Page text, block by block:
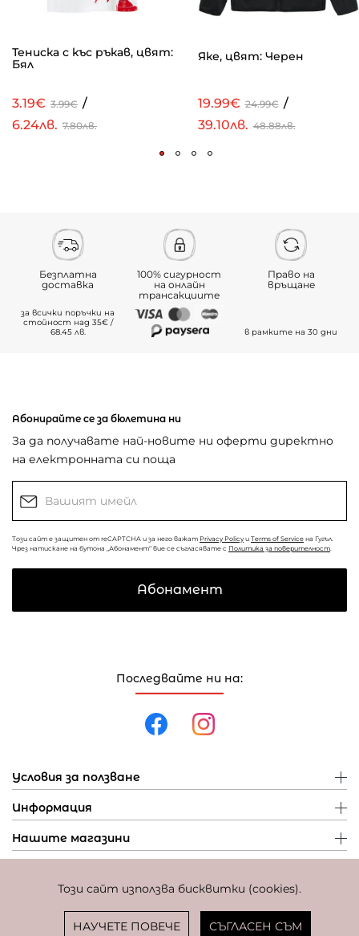
Този сайт използва бисквитки (cookies).
НАУЧЕТЕ ПОВЕЧЕ СЪГЛАСЕН СЪМ
Тениска с къс ръкав, цвят:
Бял
3.19€ 3.99€ /
6.24лв. 7.80лв.
Яке, цвят: Черен
19.99€ 24.99€ /
39.10лв. 48.88лв.
Безплатна
доставка
за всички поръчки на
стойност над 35€ /
68.45 лв.
100% сигурност
на онлайн
трансакциите
Право на
връщане
в рамките на 30 дни
Последвайте ни на:
Условия за ползване
Информация
Нашите магазини
Абонирайте се за бюлетина ни
За да получавате най-новите ни оферти директно
на електронната си поща
Този сайт е защитен от reCAPTCHA и за него важат Privacy Policy и Terms of Service на Гугъл.
Чрез натискане на бутона „Абонамент“ вие се съгласявате с Политика за поверителност
Абонамент
Фиксиран курс за превалутиране: 1 EUR = 1,95583 BGN